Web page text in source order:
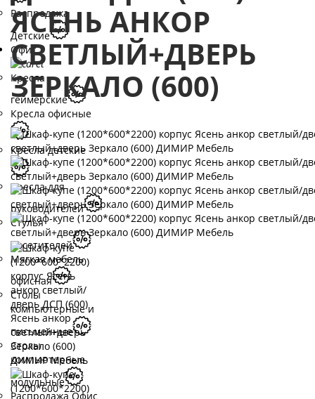
Распродажа
Детские
Офис
Кресла
геймерские
Кресла офисные
Кресла детские
Кресла для
руководителей
Стулья
посетителей
Мягкая мебель
офисная
Столы
компьютерные и
письменные
Столы
компьютерные
модульные
Распродажа Офис
ЯСЕНЬ АНКОР
СВЕТЛЫЙ+ДВЕРЬ
ЗЕРКАЛО (600)